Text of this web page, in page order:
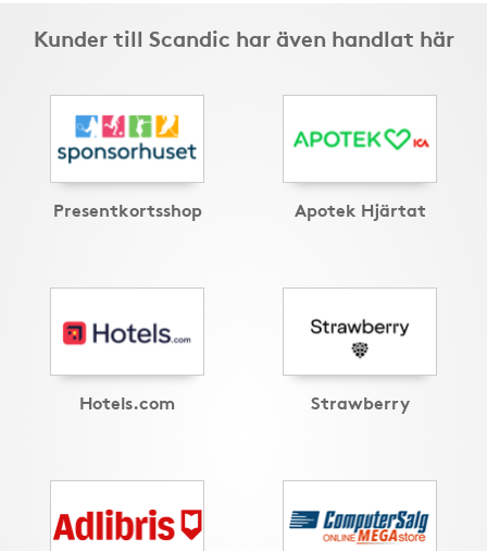
Kunder till Scandic har även handlat här
Presentkortsshop Apotek Hjärtat
Hotels.com Strawberry